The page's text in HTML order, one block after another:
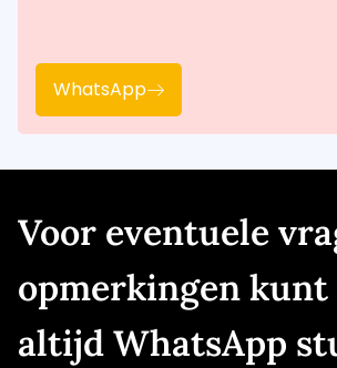
WhatsApp
Voor eventuele
opmerkingen kunt
altijd WhatsApp